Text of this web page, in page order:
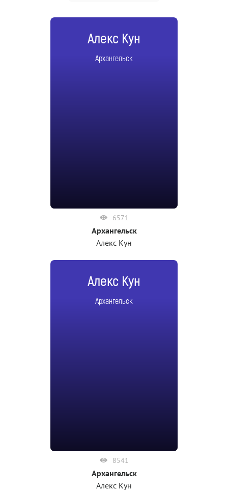
Алекс Кун
Архангельск
6571
Архангельск
Алекс Кун
Алекс Кун
Архангельск
8541
Архангельск
Алекс Кун